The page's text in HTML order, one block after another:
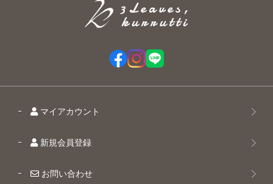
マイアカウント
新規会員登録
お問い合わせ